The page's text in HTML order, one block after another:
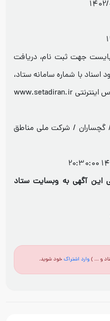
میبایست جهت ثبت نام، دریافت
اسناد با شماره سامانه ستاد،
1456 تماس حاصل و یا به آدرس اینترنتی www.setadiran.ir
گچساران / شرکت ملی مناطق
این آگهی به وبسایت ستاد
و ... ) وارد اشتراکخود شوید.